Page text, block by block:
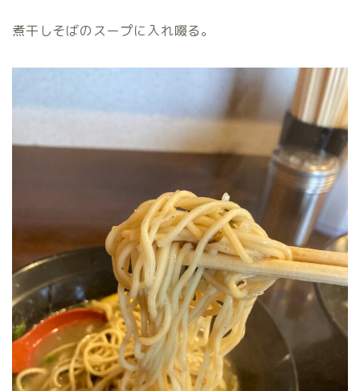
煮干しそばのスープに入れ啜る。